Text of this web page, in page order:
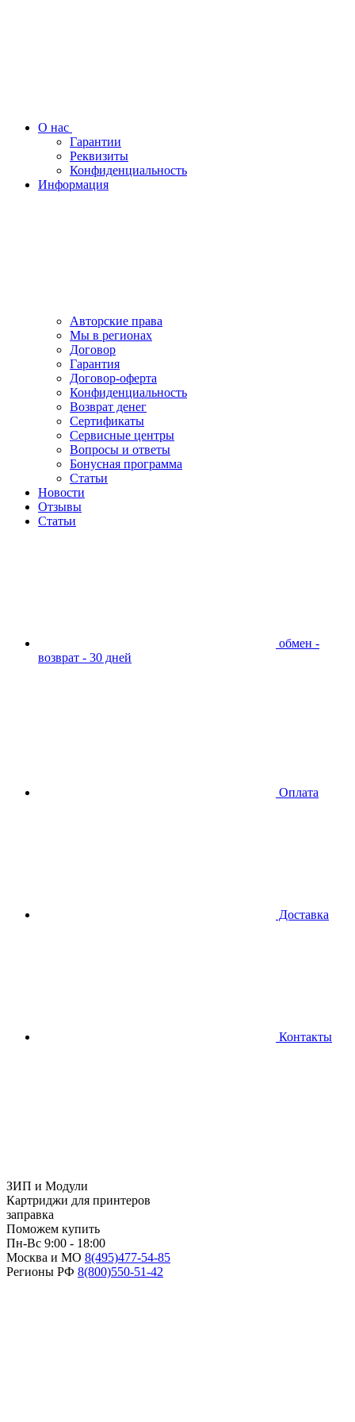
О нас
Гарантии
Реквизиты
Конфиденциальность
Информация
Авторские права
Мы в регионах
Договор
Гарантия
Договор-оферта
Конфиденциальность
Возврат денег
Сертификаты
Сервисные центры
Вопросы и ответы
Бонусная программа
Статьи
Новости
Отзывы
Статьи
обмен -
возврат - 30 дней
Оплата
Доставка
Контакты
ЗИП и Модули
Картриджи для принтеров
заправка
Поможем купить
Пн-Вс 9:00 - 18:00
Москва и МО 8(495)477-54-85
Регионы РФ 8(800)550-51-42